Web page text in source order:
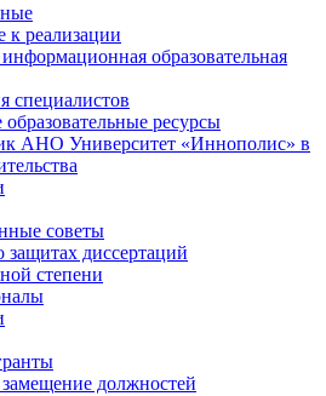
реализации
образовательная
специалистов
ресурсы
АНО Университет «Иннополис» в
советы
защитах диссертаций
степени
должностей